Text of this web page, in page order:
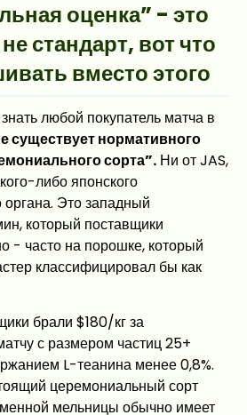
оценка” - это
стандарт, вот что
вместо этого
любой покупатель матча в
существует нормативного
сорта”. Ни от JAS,
либо японского
органа. Это западный
который поставщики
- часто на порошке, который
классифицировал бы как
брали $180/кг за
с размером частиц 25+
L-теанина менее 0,8%.
церемониальный сорт
мельницы обычно имеет